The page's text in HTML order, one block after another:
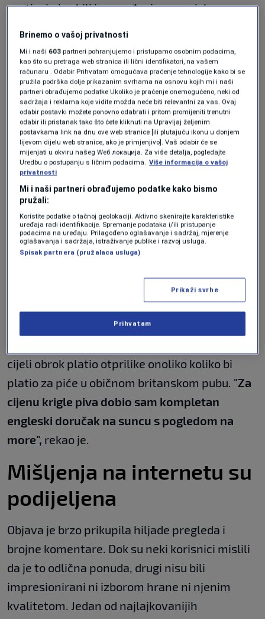
pratioci nisu bili iznenađeni samo niskom
prenosiMetropolitan.
Na njegovom tanjiru bila su dva komada tosta,
dvije kobasice, prženi paradajz, dva jaja i umak.
Objasnio je da bi obrok obično uključivao pečeni
pasulj, ali je taj prilog preskočio."Mnogi ljudi
kažu da Tenerife više nisu jeftini, ali ovaj
doručak dokazuje suprotno", rekao je u videu
snimljenom na plaži s pogledom na more.
@tenerifefirstexcursionsPosted this video a year ago
almost and it has me thinking, how do places make
money selling breakfasts so cheap? It kind of makes
sense why the service was slow due to only one staff
breakfasts slightly more. The question is; would you try
#TenerifeFirstExcursions#Tenerife#CostaAdeje
#LasAmericas#LosCristianos♬ original sound -
Tenerife First Excursions
cijeli obrok platio otprilike onoliko koliko bi
platio za piće u običnom britanskom pubu. "Za
cijenu krigle piva dobio sam kompletan
engleski doručak na suncu s pogledom na
more", rekao je.
Mišljenja na internetu su
podijeljena
Objava je brzo prikupila hiljade pregleda i
brojne komentare. Dok su neki korisnici mislili
da je to odlična ponuda, drugi nisu bili
impresionirani ni izborom hrane ni njenim
kvalitetom. Jedan od najlajkovanijih
Brinemo o vašoj privatnosti
Mi i naši 603 partneri pohranjujemo i pristupamo osobnim podacima,
kao što su pretraga web stranica ili lični identifikatori, na vašem
računaru . Odabir Prihvatam omogućava praćenje tehnologije kako bi se
pružila podrška dolje prikazanim svrhama na osnovu kojih mi i naši
partneri obrađujemo podatke Ukoliko je praćenje onemogućeno, neki od
sadržaja i reklama koje vidite možda neće biti relevantni za vas. Ovaj
odabir postavki možete ponovno odabrati i pritom promijeniti trenutni
odabir ili pristanak tako što ćete kliknuti na Upravljaj željenim
postavkama link na dnu ove web stranice [ili plutajuću ikonu u donjem
lijevom dijelu web stranice, ako je primjenjivo]. Vaš odabir će se
mijenjati u okviru našeg Wеб локација. Za više detalja, pogledajte
Uredbu o postupanju s ličnim podacima. Više informacija o vašoj
privatnosti
Mi i naši partneri obrađujemo podatke kako bismo
pružali:
Koristite podatke o tačnoj geolokaciji. Aktivno skenirajte karakteristike
uređaja radi identifikacije. Spremanje podataka i/ili pristupanje
podacima na uređaju. Prilagođeno oglašavanje i sadržaj, mjerenje
oglašavanja i sadržaja, istraživanje publike i razvoj usluga.
Spisak partnera (pružalaca usluga)
Prikaži svrhe
Prihvatam